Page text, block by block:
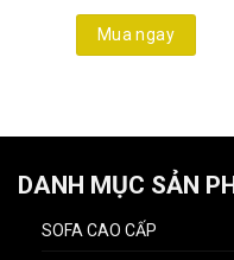
Mua ngay
DANH MỤC SẢN
SOFA CAO CẤP